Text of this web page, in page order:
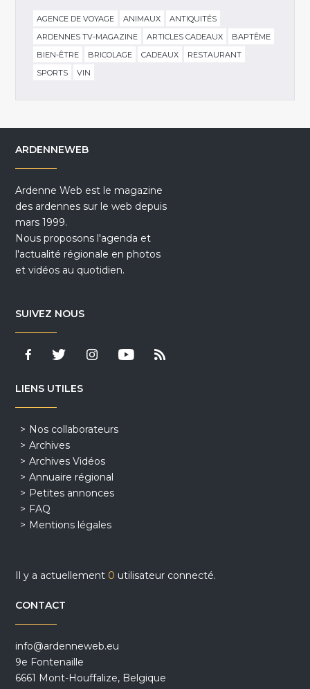
AGENCE DE VOYAGE ANIMAUX
ANTIQUITÉS
ARDENNES TV-MAGAZINE
ARTICLES CADEAUX
BAPTÊME
BIEN-ÊTRE
BRICOLAGE CADEAUX
RESTAURANT
SPORTS
VIN
ARDENNEWEB
Ardenne Web est le magazine
des ardennes sur le web depuis
mars 1999.
Nous proposons l'agenda et
l'actualité régionale en photos
et vidéos au quotidien.
SUIVEZ NOUS
LIENS UTILES
Nos collaborateurs
Archives
Archives Vidéos
Annuaire régional
Petites annonces
FAQ
Mentions légales
Il y a actuellement 0 utilisateur connecté.
CONTACT
info@ardenneweb.eu
9e Fontenaille
6661 Mont-Houffalize, Belgique